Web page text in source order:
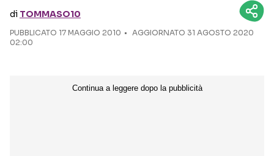
di TOMMASO10
PUBBLICATO 17 MAGGIO 2010
AGGIORNATO 31 AGOSTO 2020
02:00